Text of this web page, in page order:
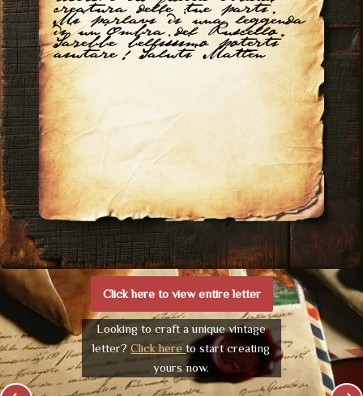
creatura delle tue parti.
Mi parlavi di una leggenda
di un'Ombra del Ruscello.
Sarebbe bellissimo poterti
aiutare! Saluti Matten
Click here to view entire letter
Looking to craft a unique vintage
letter?Click hereto start creating
yours now.